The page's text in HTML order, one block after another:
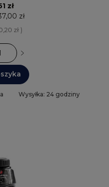
zł
zł
zł )
Wysyłka: 24 godziny